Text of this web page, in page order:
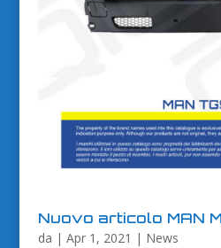
Nuovo articolo MAN
da | Apr 1, 2021 | News